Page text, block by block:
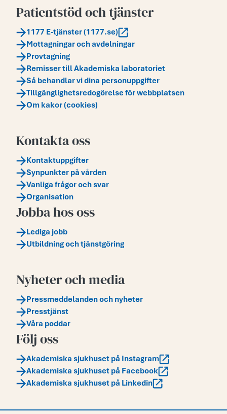
Patientstöd och tjänster
1177 E-tjänster (1177.se)
Mottagningar och avdelningar
Provtagning
Remisser till Akademiska laboratoriet
Så behandlar vi dina personuppgifter
Tillgänglighetsredogörelse för webbplatsen
Om kakor (cookies)
Kontakta oss
Kontaktuppgifter
Synpunkter på vården
Vanliga frågor och svar
Organisation
Jobba hos oss
Lediga jobb
Utbildning och tjänstgöring
Nyheter och media
Pressmeddelanden och nyheter
Presstjänst
Våra poddar
Följ oss
Akademiska sjukhuset på Instagram
Akademiska sjukhuset på Facebook
Akademiska sjukhuset på Linkedin